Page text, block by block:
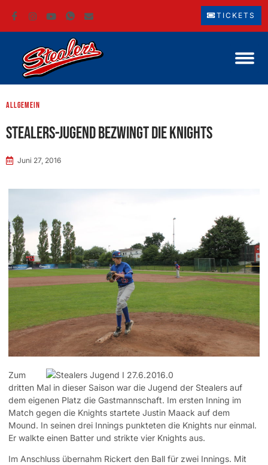
TICKETS
Allgemein
Stealers-Jugend bezwingt die Knights
Juni 27, 2016
Zum
dritten Mal in dieser Saison war die Jugend der Stealers auf
dem eigenen Platz die Gastmannschaft. Im ersten Inning im
Match gegen die Knights startete Justin Maack auf dem
Mound. In seinen drei Innings punkteten die Knights nur einmal.
Er walkte einen Batter und strikte vier Knights aus.
Im Anschluss übernahm Rickert den Ball für zwei Innings. Mit